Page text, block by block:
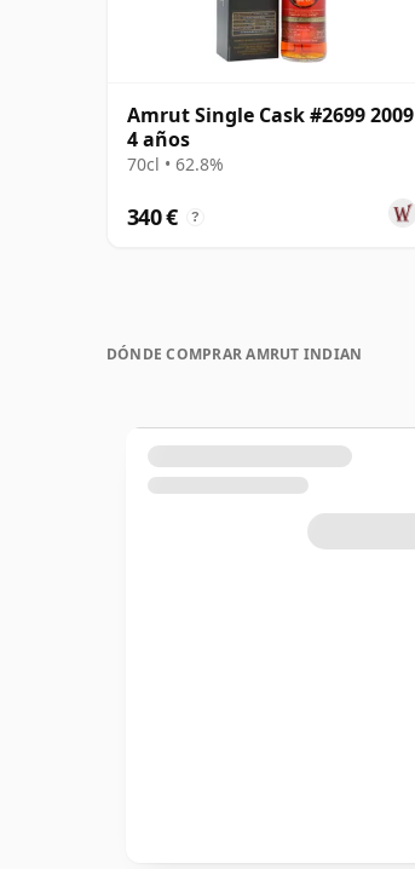
Amrut Single Cask #2699 2009
4 años
70cl • 62.8%
340 € ?
DÓNDE COMPRAR AMRUT INDIAN